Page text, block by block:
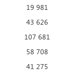
19 981
43 626
107 681
58 708
41 275